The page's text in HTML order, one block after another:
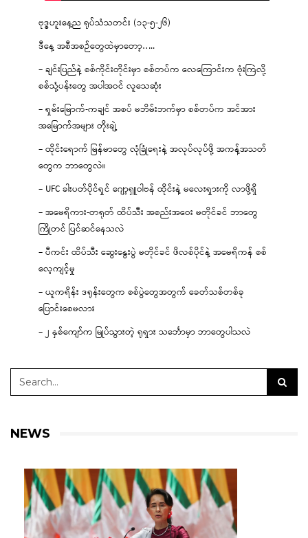
ဗုဒ္ဓဟူးနေ့ည ရုပ်သံသတင်း (၁၃-၅-၂၆)
ဒီနေ့ အစီအစဉ်တွေထဲမှာတော့…..
– ချင်းပြည်နဲ့ စစ်ကိုင်းတိုင်းမှာ စစ်တပ်က လေကြောင်းက ဗုံးကြဲလို့
စစ်သုံ့ပန်းတွေ အပါအဝင် လူသေဆုံး
– ရှမ်းမြောက်-ကချင် အစပ် မဘိမ်းဘက်မှာ စစ်တပ်က အင်အား
အမြောက်အများ တိုးချဲ့
– ထိုင်းရောက် မြန်မာတွေ လုံခြုံရေးနဲ့ အလုပ်လုပ်ဖို့ အကန့်အသတ်
တွေက ဘာတွေလဲ။
– UFC ခါးပတ်ပိုင်ရှင် ဂျော့ရှူဝါဗန် ထိုင်းနဲ့ မလေးရှားကို လာဖို့ရှိ
– အမေရိကား-တရုတ် ထိပ်သီး အစည်းအဝေး မတိုင်ခင် ဘာတွေ
ကြိုတင် ပြင်ဆင်နေသလဲ
– ပီကင်း ထိပ်သီး ဆွေးနွေးပွဲ မတိုင်ခင် ဖိလစ်ပိုင်နဲ့ အမေရိကန် စစ်
လေ့ကျင့်မှု
– ယူကရိန်း ဒရုန်းတွေက စစ်ပွဲတွေအတွက် ခေတ်သစ်တစ်ခု
ပြောင်းစေမလား
– ၂ နှစ်ကျော်က မြုပ်သွားတဲ့ ရုရှား သင်္ဘောမှာ ဘာတွေပါသလဲ
NEWS